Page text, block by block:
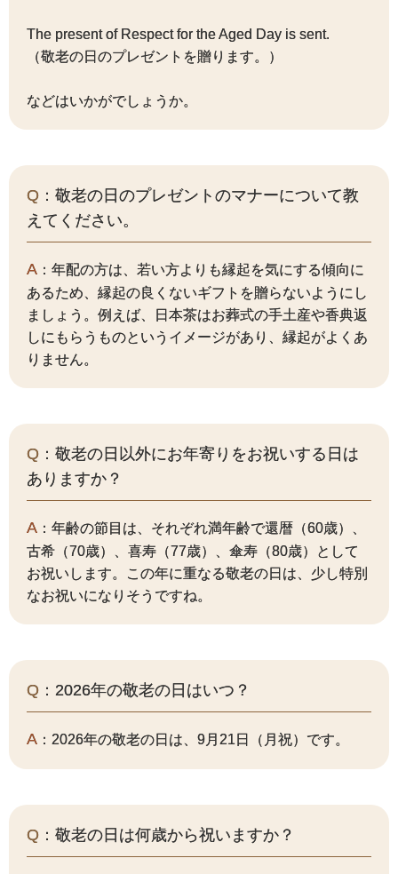
The present of Respect for the Aged Day is sent.
（敬老の日のプレゼントを贈ります。）
などはいかがでしょうか。
Q ：敬老の日のプレゼントのマナーについて教
えてください。
A ：年配の方は、若い方よりも縁起を気にする傾向に
あるため、縁起の良くないギフトを贈らないようにし
ましょう。例えば、日本茶はお葬式の手土産や香典返
しにもらうものというイメージがあり、縁起がよくあ
りません。
Q ：敬老の日以外にお年寄りをお祝いする日は
ありますか？
A ：年齢の節目は、それぞれ満年齢で還暦（60歳）、
古希（70歳）、喜寿（77歳）、傘寿（80歳）として
お祝いします。この年に重なる敬老の日は、少し特別
なお祝いになりそうですね。
Q ：2026年の敬老の日はいつ？
A ：2026年の敬老の日は、9月21日（月祝）です。
Q ：敬老の日は何歳から祝いますか？